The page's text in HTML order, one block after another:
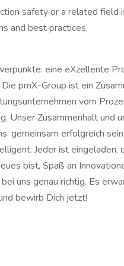
safety or a related field
and best practices.
eine eXzellente
pmX-Group ist ein
vom
Unser Zusammenhalt und
gemeinsam erfolgreich
Jeder ist eingeladen,
bist, Spaß an
uns genau richtig. Es
bewirb Dich jetzt!